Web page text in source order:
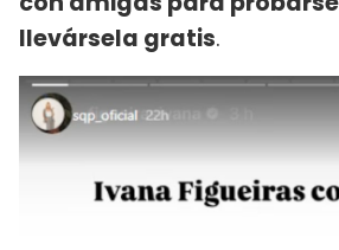
llevársela gratis.